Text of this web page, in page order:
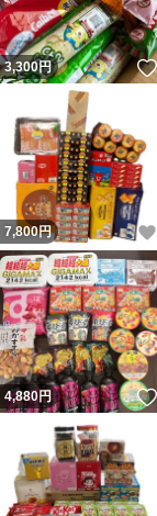
3,300円
7,800円
4,880円